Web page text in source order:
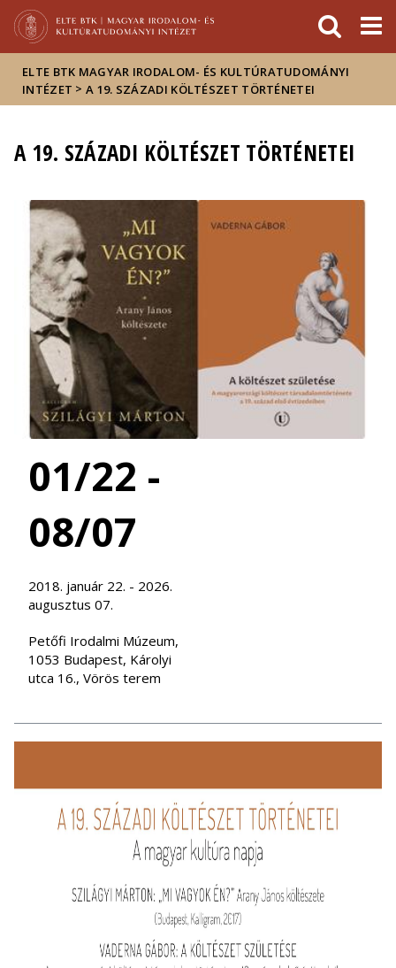
Hírek
Események
ELTE a
sajtóban
ELTE BTK MAGYAR IRODALOM- ÉS KULTÚRATUDOMÁNYI
INTÉZET > A 19. SZÁZADI KÖLTÉSZET TÖRTÉNETEI
A 19. SZÁZADI KÖLTÉSZET TÖRTÉNETEI
01/22 -
08/07
2018. január 22. - 2026.
augusztus 07.
Petőfi Irodalmi Múzeum,
1053 Budapest, Károlyi
utca 16., Vörös terem